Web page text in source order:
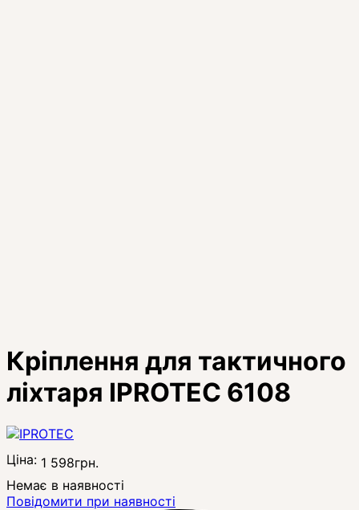
Кріплення для тактичного
ліхтаря IPROTEC 6108
Ціна: 1 598грн.
Немає в наявності
Повідомити при наявності